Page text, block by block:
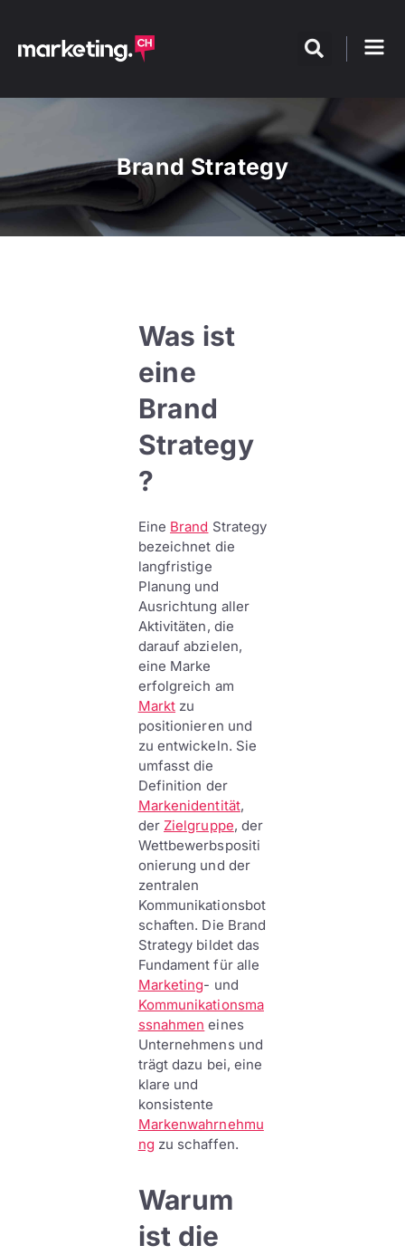
Brand Strategy
Was ist
eine
Brand
Strategy
?
Eine Brand Strategy
bezeichnet die
langfristige
Planung und
Ausrichtung aller
Aktivitäten, die
darauf abzielen,
eine Marke
erfolgreich am
Markt zu
positionieren und
zu entwickeln. Sie
umfasst die
Definition der
Markenidentität,
der Zielgruppe, der
Wettbewerbspositi
onierung und der
zentralen
Kommunikationsbot
schaften. Die Brand
Strategy bildet das
Fundament für alle
Marketing- und
Kommunikationsma
ssnahmen eines
Unternehmens und
trägt dazu bei, eine
klare und
konsistente
Markenwahrnehmu
ng zu schaffen.
Warum
ist die